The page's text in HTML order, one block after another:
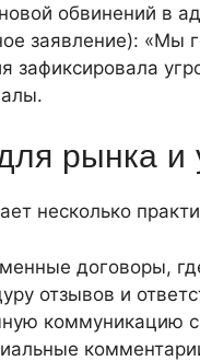
обвинений в
заявление): «Мы
зафиксировала
рынка и
несколько
договоры,
отзывов и
коммуникацию